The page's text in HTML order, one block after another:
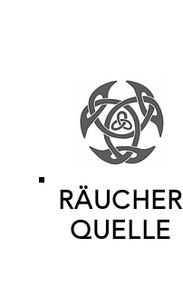
RÄUCHER
QUELLE